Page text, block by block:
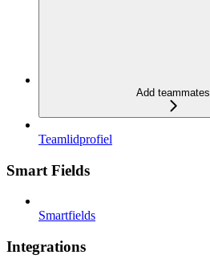
Add teammates
Teamlidprofiel
Smart Fields
Smartfields
Integrations